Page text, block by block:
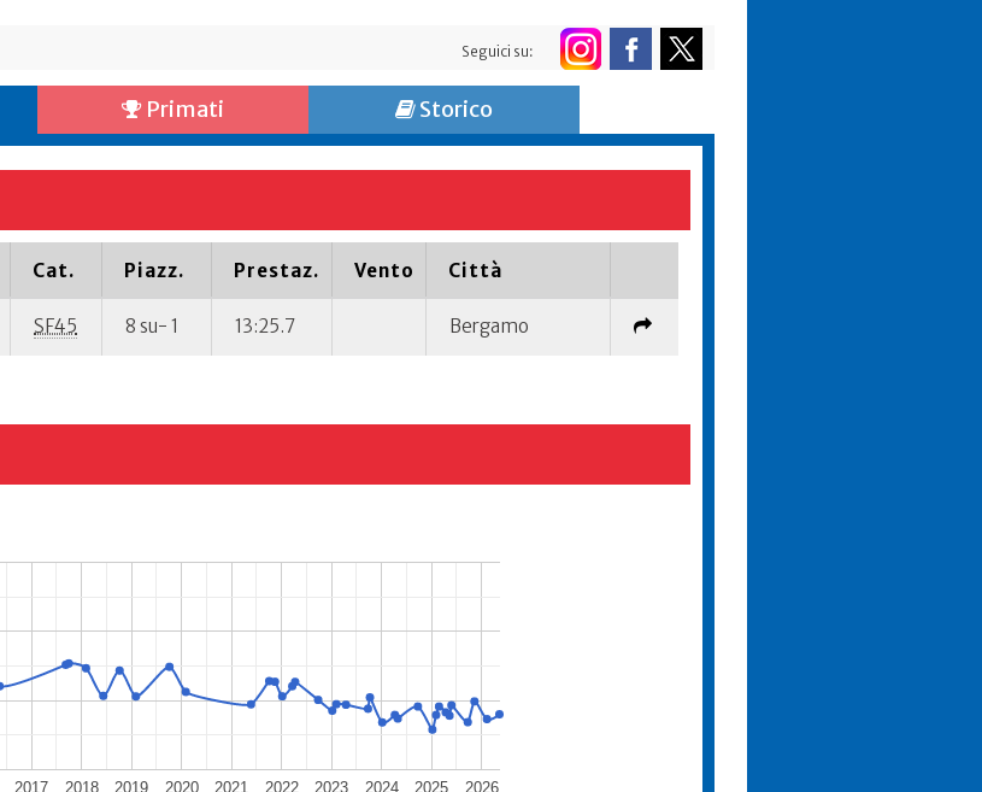
Seguici su:
Primati Storico
Cat. Piazz. Prestaz. Vento Città
SF45 8 su- 1 13:25.7 Bergamo
2017 2018 2019 2020 2021 2022 2023 2024 2025 2026